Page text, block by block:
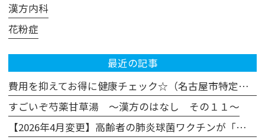
漢方内科
花粉症
最近の記事
費用を抑えてお得に健康チェック☆（名古屋市特定健診・がん検診の活用法）
すごいぞ芍薬甘草湯 ～漢方のはなし その１１～
【2026年4月変更】高齢者の肺炎球菌ワクチンが「プレベナー20」に変わります